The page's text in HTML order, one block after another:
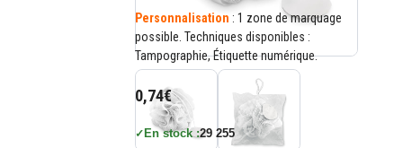
Personnalisation : 1 zone de marquage
possible. Techniques disponibles :
Tampographie, Étiquette numérique.
0,74€
✓ En stock :29 255